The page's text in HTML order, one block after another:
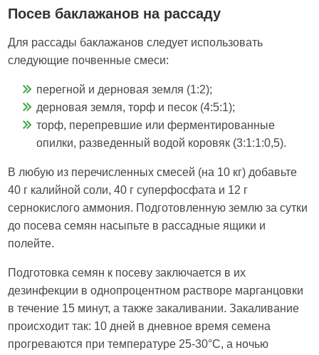
Посев баклажанов на рассаду
Для рассады баклажанов следует использовать
следующие почвенные смеси:
перегной и дерновая земля (1:2);
дерновая земля, торф и песок (4:5:1);
торф, перепревшие или ферментированные
опилки, разведенный водой коровяк (3:1:1:0,5).
В любую из перечисленных смесей (на 10 кг) добавьте
40 г калийной соли, 40 г суперфосфата и 12 г
сернокислого аммония. Подготовленную землю за сутки
до посева семян насыпьте в рассадные ящики и
полейте.
Подготовка семян к посеву заключается в их
дезинфекции в однопроцентном растворе марганцовки
в течение 15 минут, а также закаливании. Закаливание
происходит так: 10 дней в дневное время семена
прогреваются при температуре 25-30°С, а ночью